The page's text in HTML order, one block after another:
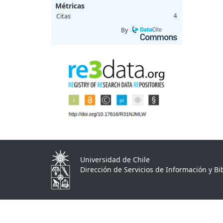
Métricas
Citas 4
By
Universidad de Chile
Dirección de Servicios de Información y